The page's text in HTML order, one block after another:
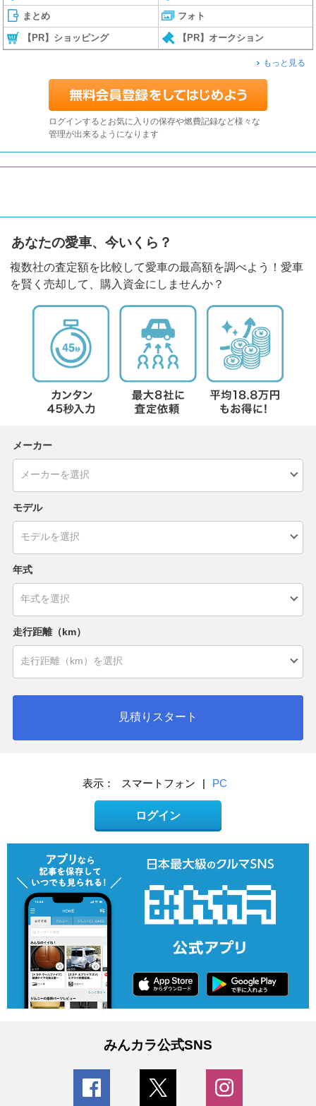
まとめ フォト
【PR】ショッピング 【PR】オークション
もっと見る
ログインするとお気に入りの保存や燃費記録など様々な
管理が出来るようになります
あなたの愛車、今いくら？
複数社の査定額を比較して愛車の最高額を調べよう！愛車
を賢く売却して、購入資金にしませんか？
メーカー
モデル
年式
走行距離（km）
見積りスタート
表示： スマートフォン | PC
ログイン
みんカラ公式SNS